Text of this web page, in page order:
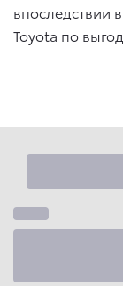
впоследствии
Toyota по